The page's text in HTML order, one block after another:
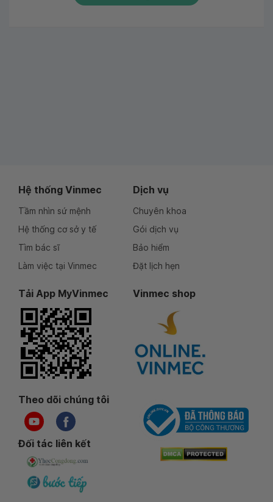
Hệ thống Vinmec
Tầm nhìn sứ mệnh
Hệ thống cơ sở y tế
Tìm bác sĩ
Làm việc tại Vinmec
Dịch vụ
Chuyên khoa
Gói dịch vụ
Bảo hiểm
Đặt lịch hẹn
Tải App MyVinmec Vinmec shop
Theo dõi chúng tôi
Đối tác liên kết